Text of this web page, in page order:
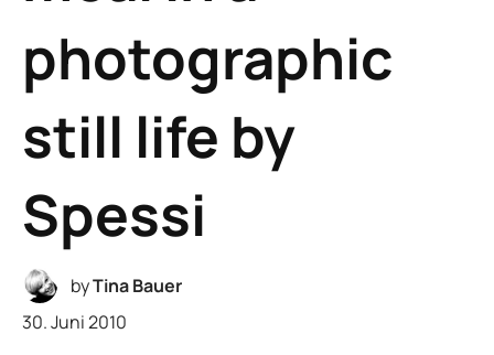
photographic
still life by
Spessi
byTina Bauer
30. Juni 2010